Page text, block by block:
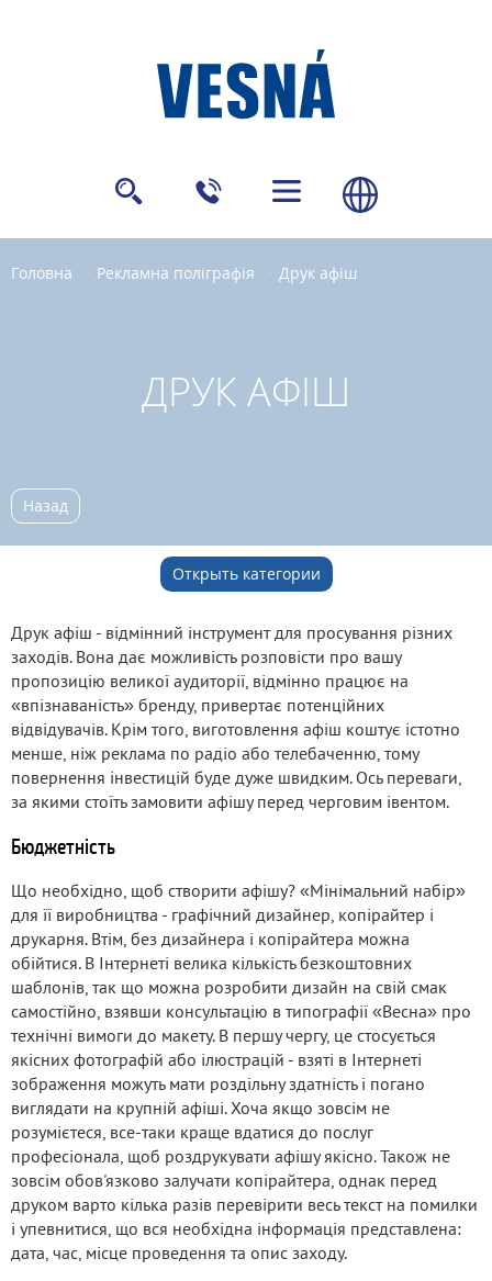
Головна Рекламна поліграфія Друк афіш
ДРУК АФІШ
Назад
Открыть категории
Друк афіш - відмінний інструмент для просування різних
заходів. Вона дає можливість розповісти про вашу
пропозицію великої аудиторії, відмінно працює на
«впізнаваність» бренду, привертає потенційних
відвідувачів. Крім того, виготовлення афіш коштує істотно
менше, ніж реклама по радіо або телебаченню, тому
повернення інвестицій буде дуже швидким. Ось переваги,
за якими стоїть замовити афішу перед черговим івентом.
Бюджетність
Що необхідно, щоб створити афішу? «Мінімальний набір»
для її виробництва - графічний дизайнер, копірайтер і
друкарня. Втім, без дизайнера і копірайтера можна
обійтися. В Інтернеті велика кількість безкоштовних
шаблонів, так що можна розробити дизайн на свій смак
самостійно, взявши консультацію в типографії «Весна» про
технічні вимоги до макету. В першу чергу, це стосується
якісних фотографій або ілюстрацій - взяті в Інтернеті
зображення можуть мати роздільну здатність і погано
виглядати на крупній афіші. Хоча якщо зовсім не
розумієтеся, все-таки краще вдатися до послуг
професіонала, щоб роздрукувати афішу якісно. Також не
зовсім обов'язково залучати копірайтера, однак перед
друком варто кілька разів перевірити весь текст на помилки
і упевнитися, що вся необхідна інформація представлена:
дата, час, місце проведення та опис заходу.